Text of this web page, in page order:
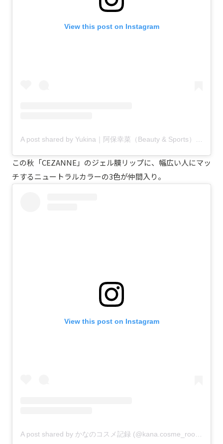
View this post on Instagram
A post shared by Yukina｜阿保幸菜（Beauty & Sports） (@yukina092)
この秋「CEZANNE」のジェル膜リップに、幅広い人にマッ
チするニュートラルカラーの3色が仲間入り。
View this post on Instagram